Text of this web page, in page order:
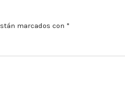
marcados con *